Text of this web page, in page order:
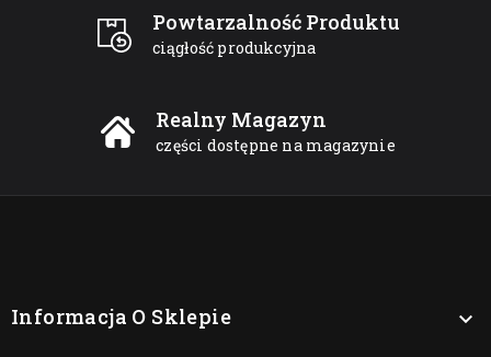
Powtarzalność Produktu
ciągłość produkcyjna
Realny Magazyn
części dostępne na magazynie
Informacja O Sklepie 